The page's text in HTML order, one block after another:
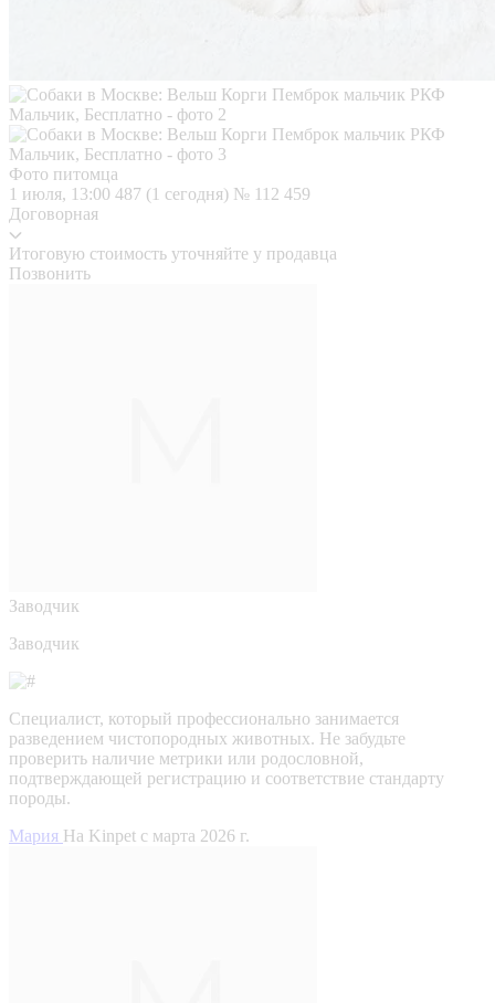
Фото питомца
1 июля, 13:00 487 (1 сегодня) № 112 459
Договорная
Итоговую стоимость уточняйте у продавца
Позвонить
Заводчик
Заводчик
Специалист, который профессионально занимается
разведением чистопородных животных. Не забудьте
проверить наличие метрики или родословной,
подтверждающей регистрацию и соответствие стандарту
породы.
Мария На Kinpet c марта 2026 г.